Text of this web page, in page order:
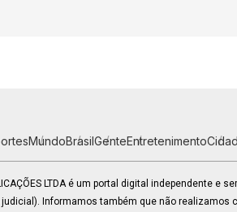
MundoBrasilGenteEntretenimento
LTDA é um portal digital independente e
Informamos também que não